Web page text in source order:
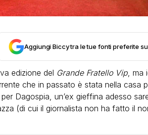
Aggiungi Biccy tra le tue fonti preferite
edizione del Grande Fratello Vip, ma
che in passato è stata nella casa
Dagospia, un’ex gieffina adesso
(di cui il giornalista non ha fatto il